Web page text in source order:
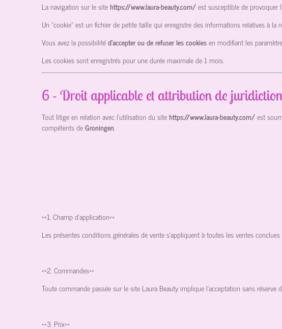
La navigation sur le sitehttps://www.laura-beauty.com/est susceptible de provoquer
Un "cookie" est un fichier de petite taille qui enregistre des informations relatives à
Vous avez la possibilitéd’accepter ou de refuser les cookiesen modifiant les
Les cookies sont enregistrés pour une durée maximale de 1mois.
6 - Droit applicable et attribution de
Tout litige en relation avec l’utilisation du sitehttps://www.laura-beauty.com/est
compétents deGroningen.
**1. Champ d'application**
Les présentes conditions générales de vente s'appliquent à toutes les ventes
**2. Commandes**
Toute commande passée sur le site Laura Beauty implique l'acceptation sans réserve
**3. Prix**